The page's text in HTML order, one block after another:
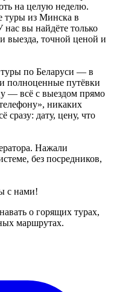
на целую неделю.
туры из Минска в
вы найдёте только
выезда, точной ценой и
по Беларуси — в
полноценные путёвки
— всё с выездом прямо
никаких
сразу: дату, цену, что
Нажали
без посредников,
с нами!
о горящих турах,
маршрутах.